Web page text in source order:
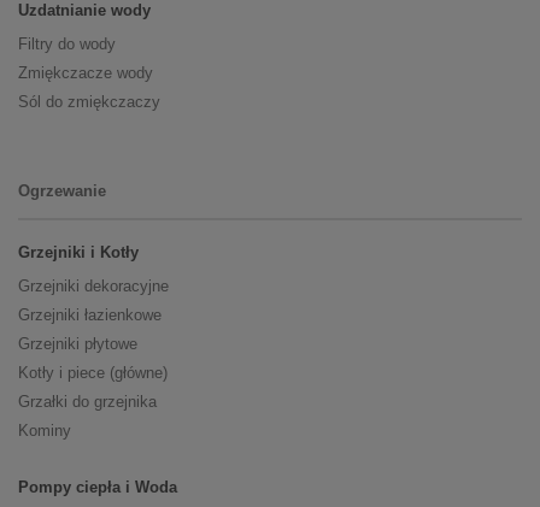
Uzdatnianie wody
Filtry do wody
Zmiękczacze wody
Sól do zmiękczaczy
Ogrzewanie
Grzejniki i Kotły
Grzejniki dekoracyjne
Grzejniki łazienkowe
Grzejniki płytowe
Kotły i piece (główne)
Grzałki do grzejnika
Kominy
Pompy ciepła i Woda